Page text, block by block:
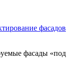
фасадов
фасады «под